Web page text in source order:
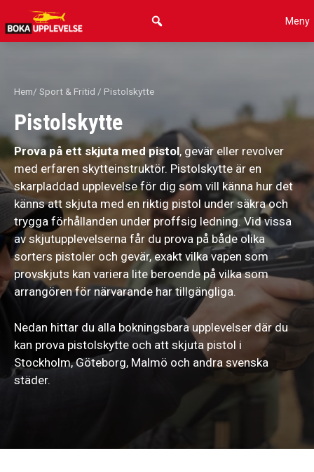
Hoppa
till
innehåll
Meny
Hem/ Sport & Fritid / Pistolskytte
Pistolskytte
Prova på ett skjuta med pistol, gevär eller revolver
med erfaren skytteinstruktör. Pistolskytte är en
skarpladdad upplevelse för dig som vill känna hur det
känns att skjuta med en riktig pistol under säkra och
trygga förhållanden under proffsig ledning. Vid vissa
av skjutupplevelserna får du prova på både olika
sorters pistoler och gevär, exakt vilka vapen som
provskjuts kan variera lite beroende på vilka som
arrangören för närvarande har tillgängliga.
Nedan hittar du alla bokningsbara upplevelser där du
kan prova pistolskytte och att skjuta pistol i
Stockholm, Göteborg, Malmö och andra svenska
städer.